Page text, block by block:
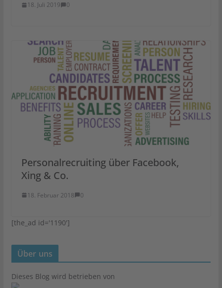
18. Juli 2019 0
Personalrecruiting über Facebook,
Xing & Co.
18. Februar 2018 0
[the_ad id='1190']
Über uns
Dieses Blog wird betrieben von